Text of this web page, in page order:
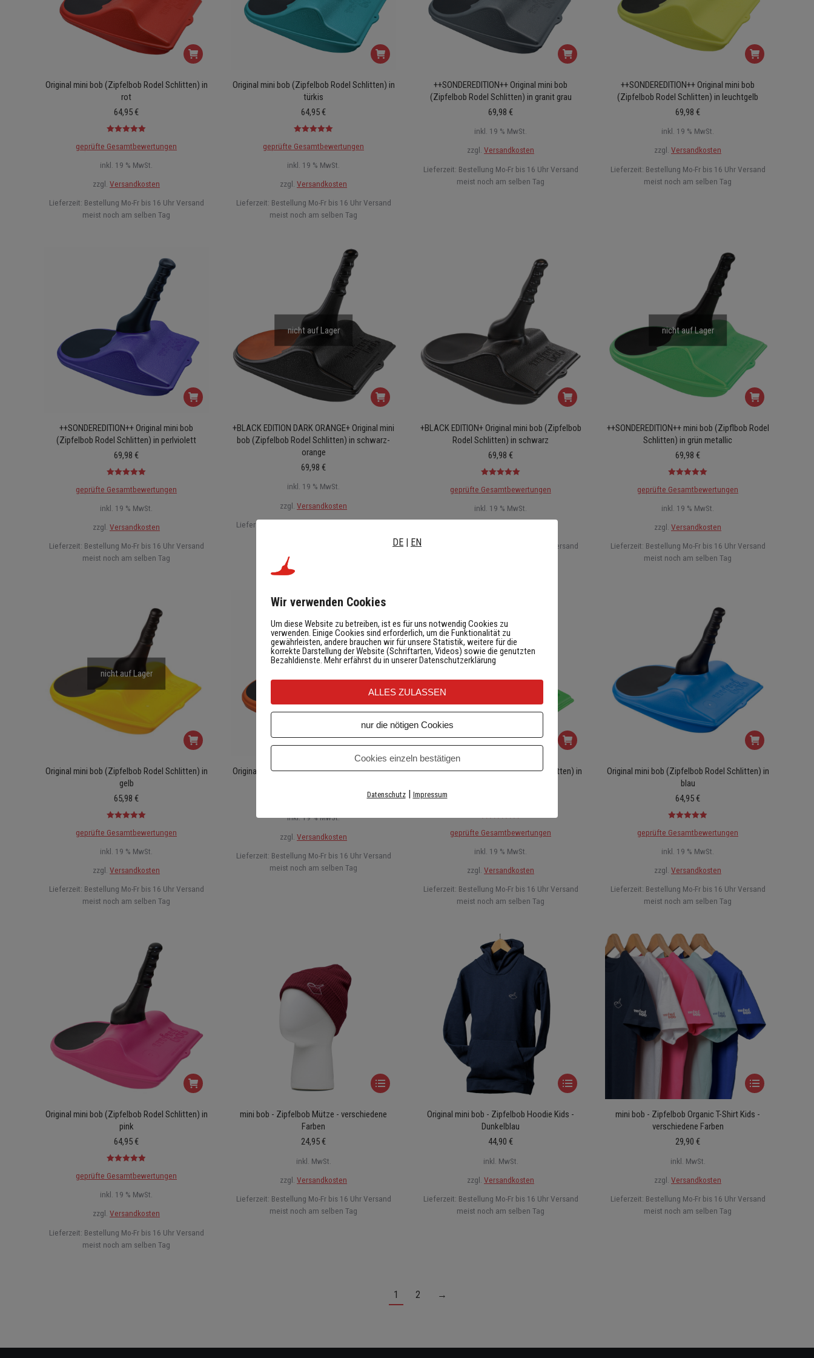
Original mini bob (Zipfelbob Rodel Schlitten) in
rot
64,95€
5.00von 5
geprüfte Gesamtbewertungen
inkl. 19 % MwSt.
zzgl. Versandkosten
Lieferzeit: Bestellung Mo-Fr bis 16 Uhr Versand
meist noch am selben Tag
Original mini bob (Zipfelbob Rodel Schlitten) in
türkis
64,95€
5.00von 5
geprüfte Gesamtbewertungen
inkl. 19 % MwSt.
zzgl. Versandkosten
Lieferzeit: Bestellung Mo-Fr bis 16 Uhr Versand
meist noch am selben Tag
++SONDEREDITION++ Original mini bob
(Zipfelbob Rodel Schlitten) in granit grau
69,98 €
inkl. 19 % MwSt.
zzgl. Versandkosten
Lieferzeit: Bestellung Mo-Fr bis 16 Uhr Versand
meist noch am selben Tag
++SONDEREDITION++ Original mini bob
(Zipfelbob Rodel Schlitten) in leuchtgelb
69,98 €
inkl. 19 % MwSt.
zzgl. Versandkosten
Lieferzeit: Bestellung Mo-Fr bis 16 Uhr Versand
meist noch am selben Tag
++SONDEREDITION++ Original mini bob
(Zipfelbob Rodel Schlitten) in perlviolett
69,98 €
5.00von 5
geprüfte Gesamtbewertungen
inkl. 19 % MwSt.
zzgl. Versandkosten
Lieferzeit: Bestellung Mo-Fr bis 16 Uhr Versand
meist noch am selben Tag
nicht auf Lager
+BLACK EDITION DARK ORANGE+ Original mini
bob (Zipfelbob Rodel Schlitten) in schwarz-
orange
69,98 €
inkl. 19 % MwSt.
zzgl. Versandkosten
Lieferzeit:
+BLACK EDITION+ Original mini bob (Zipfelbob
Rodel Schlitten) in schwarz
69,98 €
5.00von 5
geprüfte Gesamtbewertungen
inkl. 19 % MwSt.
Bestellung Mo-Fr bis 16 Uhr Versand
nicht auf Lager
++SONDEREDITION++ mini bob (Zipflbob Rodel
Schlitten) in grün metallic
69,98 €
5.00von 5
geprüfte Gesamtbewertungen
inkl. 19 % MwSt.
zzgl. Versandkosten
Lieferzeit: Bestellung Mo-Fr bis 16 Uhr Versand
meist noch am selben Tag
nicht auf Lager
Original mini bob (Zipfelbob Rodel Schlitten) in
gelb
65,98 €
5.00von 5
geprüfte Gesamtbewertungen
inkl. 19 % MwSt.
zzgl. Versandkosten
Lieferzeit: Bestellung Mo-Fr bis 16 Uhr Versand
meist noch am selben Tag
Original mini bob (Zipfelbob Rodel Schlitten) in
inkl. 19 % MwSt.
zzgl. Versandkosten
Lieferzeit: Bestellung Mo-Fr bis 16 Uhr Versand
meist noch am selben Tag
Original mini bob (Zipfelbob Rodel Schlitten) in
5.00von 5
geprüfte Gesamtbewertungen
inkl. 19 % MwSt.
zzgl. Versandkosten
Lieferzeit: Bestellung Mo-Fr bis 16 Uhr Versand
meist noch am selben Tag
Original mini bob (Zipfelbob Rodel Schlitten) in
blau
64,95€
4.91von 5
geprüfte Gesamtbewertungen
inkl. 19 % MwSt.
zzgl. Versandkosten
Lieferzeit: Bestellung Mo-Fr bis 16 Uhr Versand
meist noch am selben Tag
Original mini bob (Zipfelbob Rodel Schlitten) in
pink
64,95€
4.93von 5
geprüfte Gesamtbewertungen
inkl. 19 % MwSt.
zzgl. Versandkosten
Lieferzeit: Bestellung Mo-Fr bis 16 Uhr Versand
meist noch am selben Tag
Dieses
weist
Optionen
werden
mini bob - Zipfelbob Mütze - verschiedene
Farben
24,95€
inkl. MwSt.
zzgl. Versandkosten
Lieferzeit: Bestellung Mo-Fr bis 16 Uhr Versand
meist noch am selben Tag
Dieses
weist
Optionen
Original mini bob - Zipfelbob Hoodie Kids -
Dunkelblau
44,90 €
inkl. MwSt.
zzgl. Versandkosten
Lieferzeit: Bestellung Mo-Fr bis 16 Uhr Versand
meist noch am selben Tag
Dieses
weist
Optionen
mini bob - Zipfelbob Organic T-Shirt Kids -
verschiedene Farben
29,90 €
inkl. MwSt.
zzgl. Versandkosten
Lieferzeit: Bestellung Mo-Fr bis 16 Uhr Versand
meist noch am selben Tag
1 2 →
DE | EN
Wir verwenden Cookies
Um diese Website zu betreiben, ist es für uns notwendig Cookies zu
verwenden. Einige Cookies sind erforderlich, um die Funktionalität zu
gewährleisten, andere brauchen wir für unsere Statistik, weitere für die
korrekte Darstellung der Website (Schriftarten, Videos) sowie die genutzten
Bezahldienste. Mehr erfährst du in unserer Datenschutzerklärung
ALLES ZULASSEN
nur die nötigen Cookies
Cookies einzeln bestätigen
Datenschutz| Impressum